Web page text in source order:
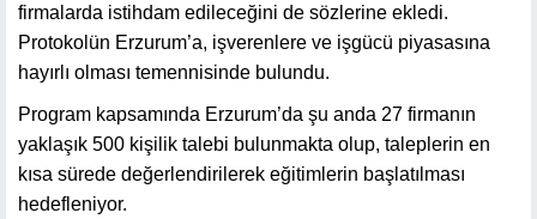
firmalarda istihdam edileceğini de sözlerine ekledi.
Protokolün Erzurum’a, işverenlere ve işgücü piyasasına
hayırlı olması temennisinde bulundu.
Program kapsamında Erzurum’da şu anda 27 firmanın
yaklaşık 500 kişilik talebi bulunmakta olup, taleplerin en
kısa sürede değerlendirilerek eğitimlerin başlatılması
hedefleniyor.